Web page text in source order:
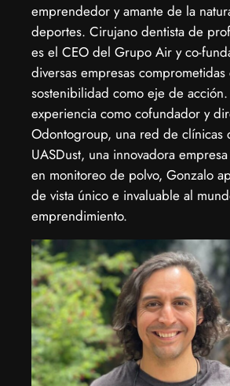
emprendedor y amante de la
deportes. Cirujano dentista de
es el CEO del Grupo Air y co-
diversas empresas comprometidas
sostenibilidad como eje de
experiencia como cofundador y
Odontogroup, una red de clínicas
UASDust, una innovadora
en monitoreo de polvo, Gonzalo
de vista único e invaluable al
emprendimiento.